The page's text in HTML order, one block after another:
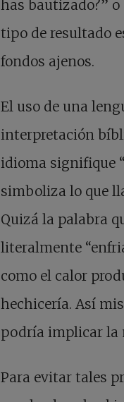
has bautizado?” o
tipo de resultado
fondos ajenos.
El uso de una
interpretación
idioma signifique
simboliza lo que
Quizá la palabra
literalmente
como el calor
hechicería. Así
podría implicar la
Para evitar tales